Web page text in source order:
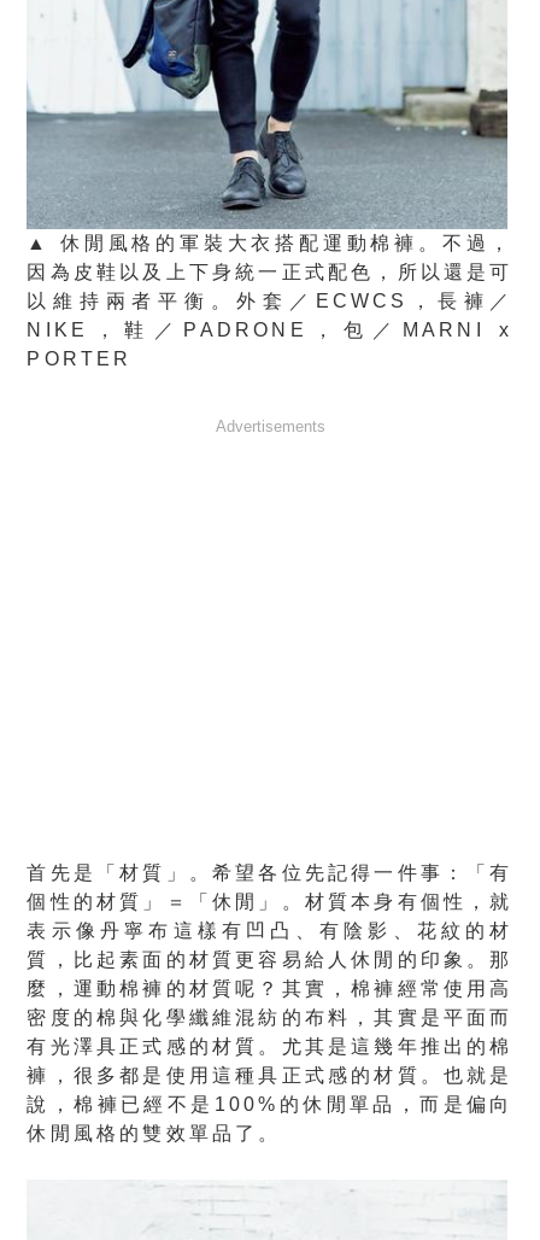
▲ 休閒風格的軍裝大衣搭配運動棉褲。不過，
因為皮鞋以及上下身統一正式配色，所以還是可
以維持兩者平衡。外套／ECWCS，長褲／
NIKE，鞋／PADRONE，包／MARNI x
PORTER
Advertisements
首先是「材質」。希望各位先記得一件事：「有
個性的材質」＝「休閒」。材質本身有個性，就
表示像丹寧布這樣有凹凸、有陰影、花紋的材
質，比起素面的材質更容易給人休閒的印象。那
麼，運動棉褲的材質呢？其實，棉褲經常使用高
密度的棉與化學纖維混紡的布料，其實是平面而
有光澤具正式感的材質。尤其是這幾年推出的棉
褲，很多都是使用這種具正式感的材質。也就是
說，棉褲已經不是100%的休閒單品，而是偏向
休閒風格的雙效單品了。